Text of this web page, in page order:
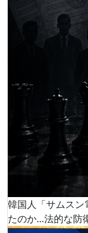
韓国人「サムスン
たのか…法的な防